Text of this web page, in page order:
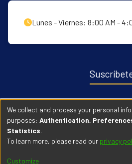
Lunes - Viernes: 8:00 AM -
Recibe notificaciones sobre
relacionados con el
We collect and process your personal
purposes: Authentication,
Statistics.
To learn more, please read our privacy
Customize